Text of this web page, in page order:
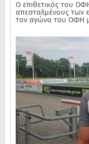
Ο επιθετικός του
απεσταλμένους των
τον αγώνα του ΟΦΗ